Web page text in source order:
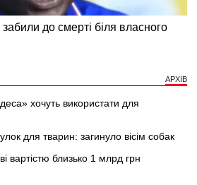
АРХІВ
хочуть використати для
для тварин: загинуло вісім собак
вартістю близько 1 млрд грн